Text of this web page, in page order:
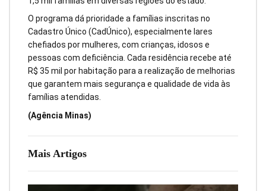
Mais Artigos
O programa dá prioridade a famílias inscritas no
Cadastro Único (CadÚnico), especialmente lares
chefiados por mulheres, com crianças, idosos e
pessoas com deficiência. Cada residência recebe até
R$ 35 mil por habitação para a realização de melhorias
que garantem mais segurança e qualidade de vida às
famílias atendidas.
(Agência Minas)